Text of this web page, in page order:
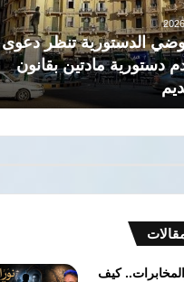
حكاية صرح القانون
وتخريج جهابذة العقول في
جامعة القاهرة
كيف